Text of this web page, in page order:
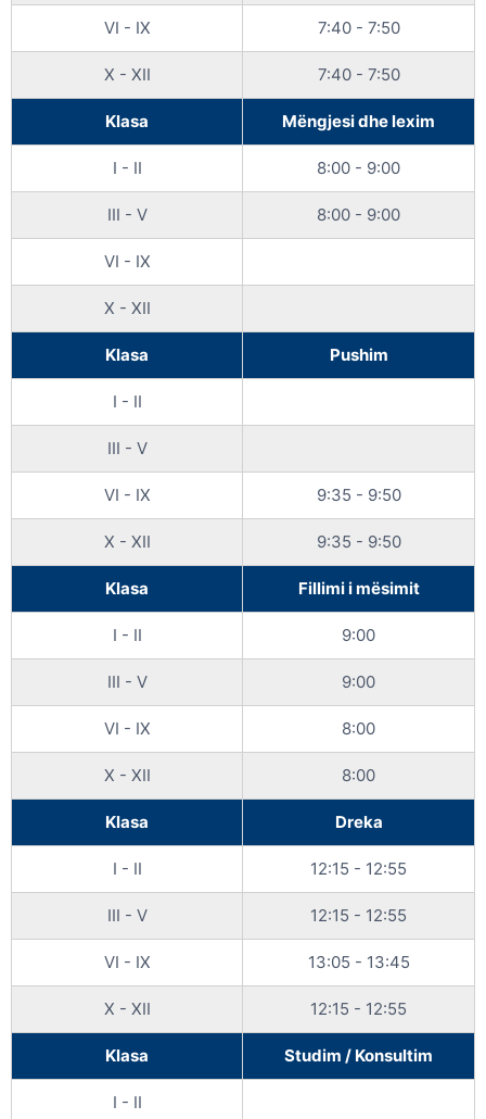
VI - IX 7:40 - 7:50
X - XII 7:40 - 7:50
Klasa Mëngjesi dhe lexim
I - II 8:00 - 9:00
III - V 8:00 - 9:00
VI - IX
X - XII
Klasa Pushim
I - II
III - V
VI - IX 9:35 - 9:50
X - XII 9:35 - 9:50
Klasa Fillimi i mësimit
I - II 9:00
III - V 9:00
VI - IX 8:00
X - XII 8:00
Klasa Dreka
I - II 12:15 - 12:55
III - V 12:15 - 12:55
VI - IX 13:05 - 13:45
X - XII 12:15 - 12:55
Klasa Studim / Konsultim
I - II